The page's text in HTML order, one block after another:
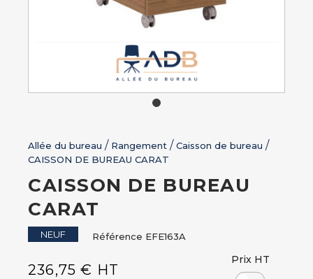
Allée du bureau Rangement
Caisson de bureau
CAISSON DE BUREAU CARAT
CAISSON DE BUREAU
CARAT
NEUF Référence EFE163A
236,75 € HT
Prix HT